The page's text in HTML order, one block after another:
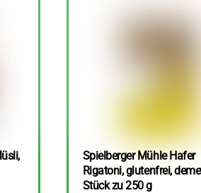
Spielberger Mühle Hafer
Rigatoni, glutenfrei,
Stück zu 250 g